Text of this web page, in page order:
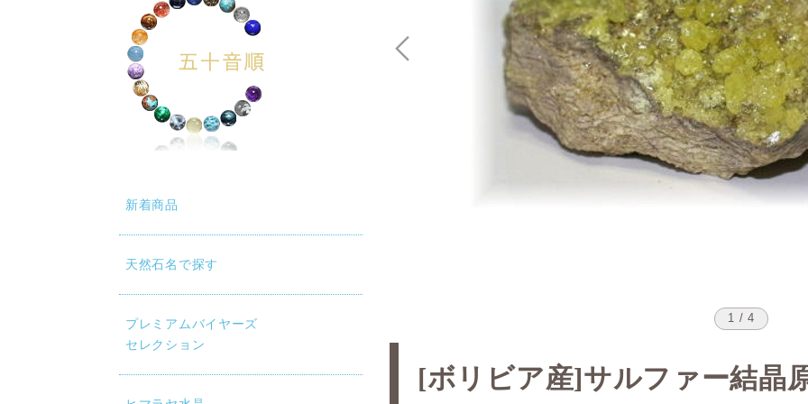
新着商品
天然石名で探す
プレミアムバイヤーズ
セレクション
1 / 4
[ボリビア産]サルファー結晶